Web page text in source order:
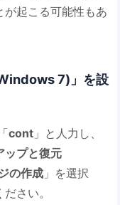
が起こる可能性もあ
7) 」を設
cont 」と人力し、
ップと復元
の作成 」を選択
さい。